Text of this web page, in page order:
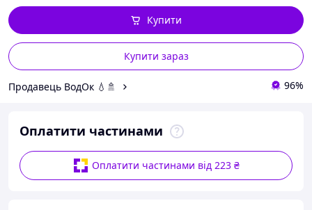
Купити зараз
Купити
Продавець ВодОк 💧🚿 96%
Оплатити частинами
Оплатити частинами від 223 ₴